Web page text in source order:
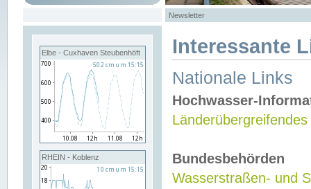
Newsletter
Elbe - Cuxhaven Steubenhöft
RHEIN - Koblenz
Interessante
Nationale Links
Hochwasser-
Bundesbehörden
Wasserstraßen- und